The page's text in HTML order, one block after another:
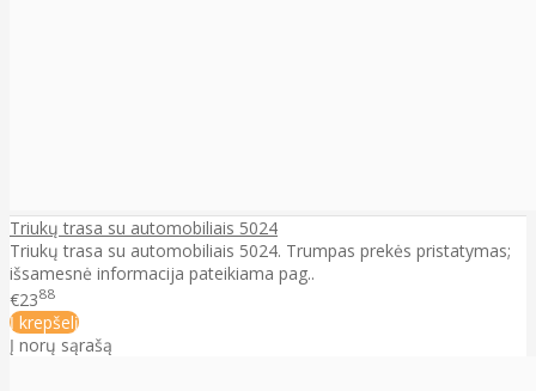
Triukų trasa su automobiliais 5024
Triukų trasa su automobiliais 5024. Trumpas prekės pristatymas;
išsamesnė informacija pateikiama pag..
€2388
Į krepšelį
Į norų sąrašą